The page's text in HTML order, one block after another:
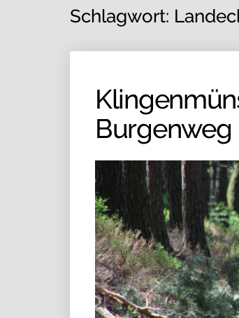
Schlagwort:
Burgenweg